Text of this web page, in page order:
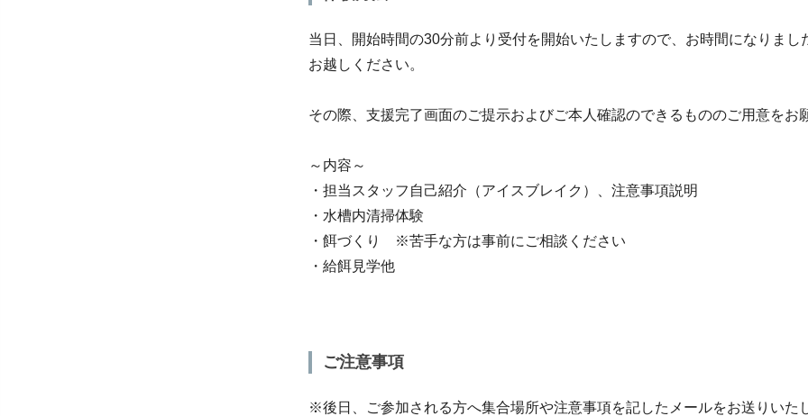
当日、開始時間の30分前より受付を開始いたしますので、お時間になりまし
お越しください。
その際、支援完了画面のご提示およびご本人確認のできるもののご用意をお
～内容～
・担当スタッフ自己紹介（アイスブレイク）、注意事項説明
・水槽内清掃体験
・餌づくり ※苦手な方は事前にご相談ください
・給餌見学他
ご注意事項
※後日、ご参加される方へ集合場所や注意事項を記したメールをお送りいた